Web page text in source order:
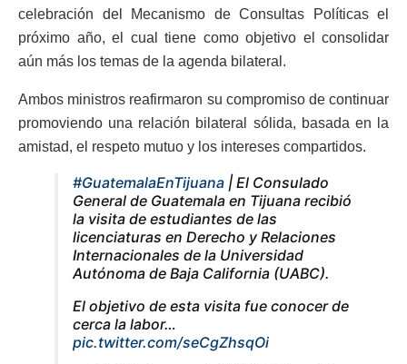
celebración del Mecanismo de Consultas Políticas el
próximo año, el cual tiene como objetivo el consolidar
aún más los temas de la agenda bilateral.
Ambos ministros reafirmaron su compromiso de continuar
promoviendo una relación bilateral sólida, basada en la
amistad, el respeto mutuo y los intereses compartidos.
#GuatemalaEnTijuana | El Consulado
General de Guatemala en Tijuana recibió
la visita de estudiantes de las
licenciaturas en Derecho y Relaciones
Internacionales de la Universidad
Autónoma de Baja California (UABC).
El objetivo de esta visita fue conocer de
cerca la labor…
pic.twitter.com/seCgZhsqOi